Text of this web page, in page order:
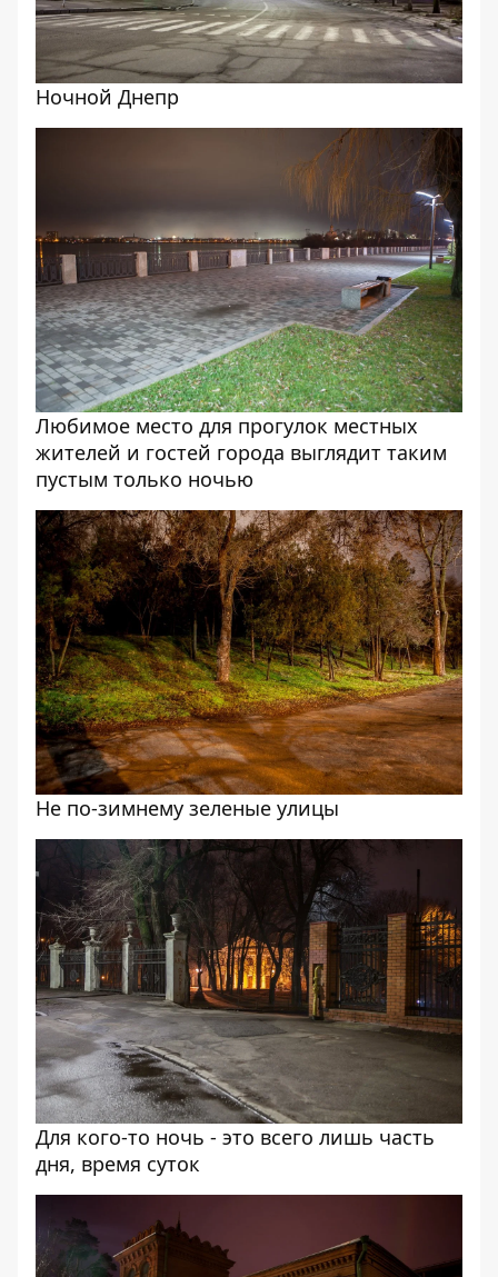
Ночной Днепр
Любимое место для прогулок местных
жителей и гостей города выглядит таким
пустым только ночью
Не по-зимнему зеленые улицы
Для кого-то ночь - это всего лишь часть
дня, время суток